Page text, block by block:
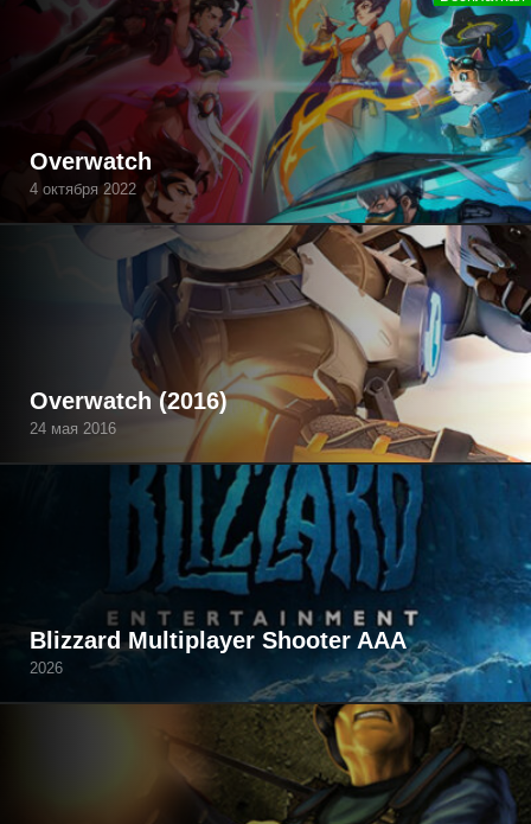
Overwatch
4 октября 2022
Overwatch (2016)
24 мая 2016
Blizzard Multiplayer Shooter AAA
2026